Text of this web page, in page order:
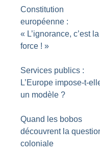
Constitution
européenne :
« L’ignorance, c’est la
force ! »
Services publics :
L’Europe impose-t-
un modèle ?
Quand les bobos
découvrent la
coloniale